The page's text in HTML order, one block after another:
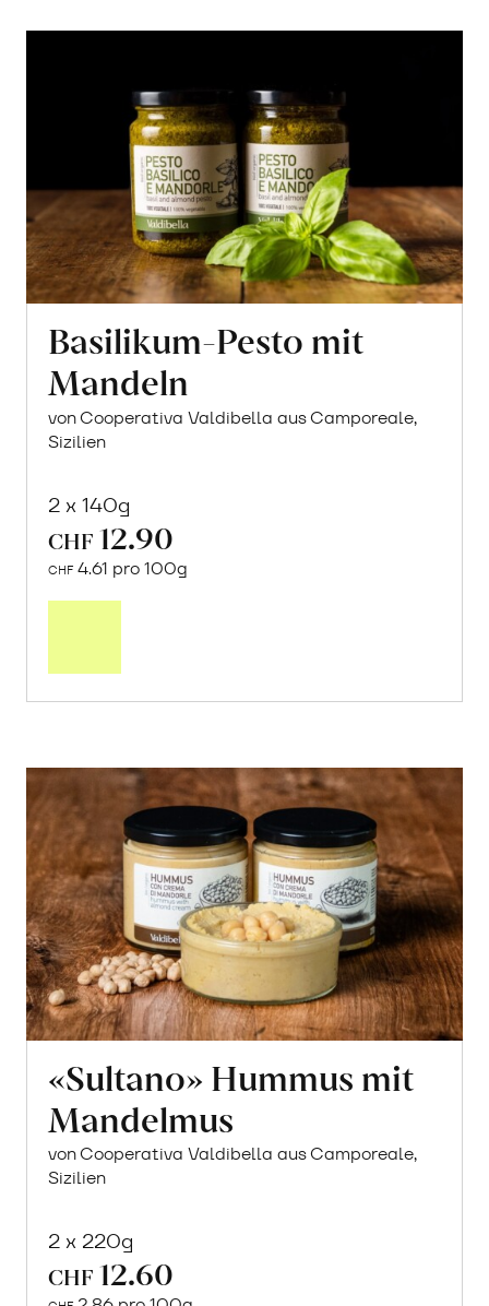
Basilikum-Pesto mit
Mandeln
von Cooperativa Valdibella aus Camporeale,
Sizilien
2 x 140g
CHF 12.90
CHF 4.61 pro 100g
«Sultano» Hummus mit
Mandelmus
von Cooperativa Valdibella aus Camporeale,
Sizilien
2 x 220g
CHF 12.60